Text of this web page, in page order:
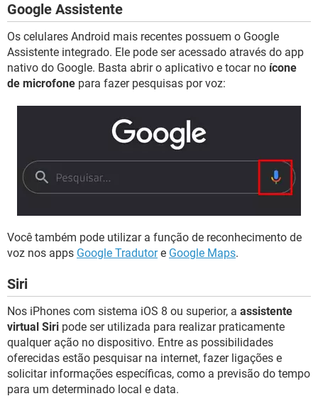
Google Assistente
Os celulares Android mais recentes possuem o Google
Assistente integrado. Ele pode ser acessado através do app
nativo do Google. Basta abrir o aplicativo e tocar no ícone
de microfone para fazer pesquisas por voz:
Você também pode utilizar a função de reconhecimento de
voz nos apps Google Tradutore Google Maps.
Siri
Nos iPhones com sistema iOS 8 ou superior, a assistente
virtual Siri pode ser utilizada para realizar praticamente
qualquer ação no dispositivo. Entre as possibilidades
oferecidas estão pesquisar na internet, fazer ligações e
solicitar informações específicas, como a previsão do tempo
para um determinado local e data.